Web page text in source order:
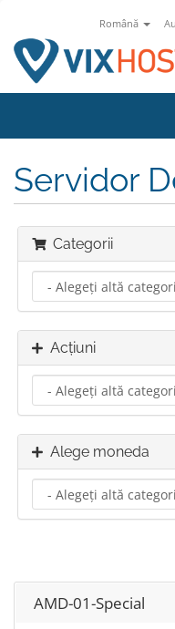
Română
Servidor
Categorii
Acțiuni
Alege moneda
AMD-01-Special